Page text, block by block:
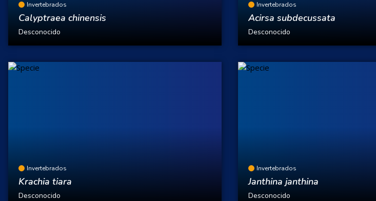
Invertebrados
Calyptraea chinensis
Desconocido
Invertebrados
Acirsa subdecussata
Desconocido
Invertebrados
Krachia tiara
Desconocido
Invertebrados
Janthina janthina
Desconocido